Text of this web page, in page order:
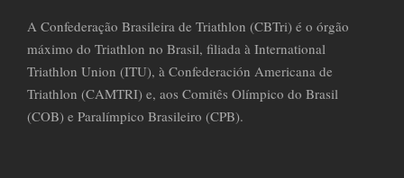
A Confederação Brasileira de Triathlon (CBTri) é o órgão
máximo do Triathlon no Brasil, filiada à International
Triathlon Union (ITU), à Confederación Americana de
Triathlon (CAMTRI) e, aos Comitês Olímpico do Brasil
(COB) e Paralímpico Brasileiro (CPB).